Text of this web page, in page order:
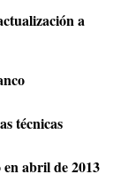
a
técnicas
abril de 2013